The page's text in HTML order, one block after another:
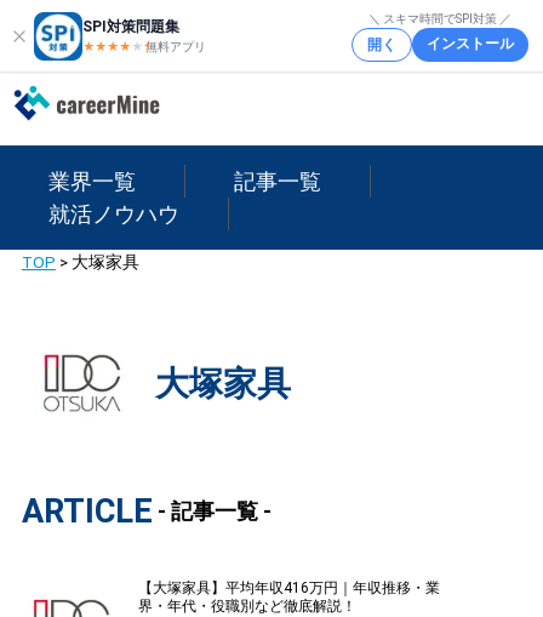
SPI対策問題集
★★★★ ★★
無料アプリ
＼ スキマ時間でSPI対策 ／
開く インストール
業界一覧
記事一覧
就活ノウハウ
TOP > 大塚家具
大塚家具
ARTICLE - 記事一覧 -
【大塚家具】平均年収416万円｜年収推移・業
界・年代・役職別など徹底解説！